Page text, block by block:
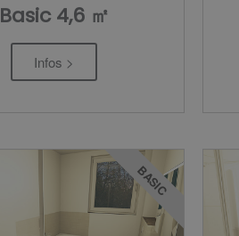
Basic 4,6 ㎡
Infos >
BASIC